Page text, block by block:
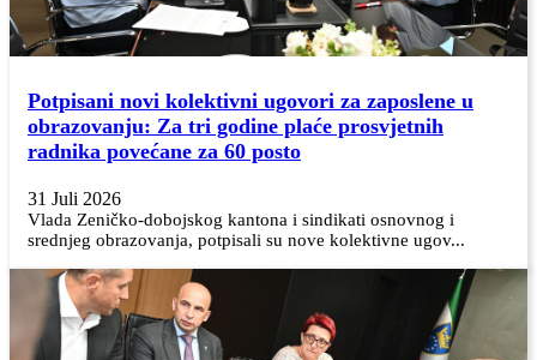
Potpisani novi kolektivni ugovori za zaposlene u
obrazovanju: Za tri godine plaće prosvjetnih
radnika povećane za 60 posto
31 Juli 2026
Vlada Zeničko-dobojskog kantona i sindikati osnovnog i
srednjeg obrazovanja, potpisali su nove kolektivne ugov...